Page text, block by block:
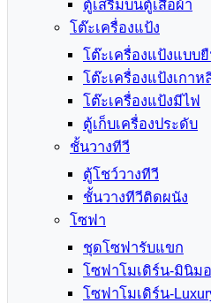
ตู้เสริมบนตู้เสื้อผ้า
โต๊ะเครื่องแป้ง
โต๊ะเครื่องแป้งแบบ
โต๊ะเครื่องแป้งเกาห
โต๊ะเครื่องแป้งมีไฟ
ตู้เก็บเครื่องประดับ
ชั้นวางทีวี
ตู้โชว์วางทีวี
ชั้นวางทีวีติดผนัง
โซฟา
ชุดโซฟารับแขก
โซฟาโมเดิร์น-มินิม
โซฟาโมเดิร์น-